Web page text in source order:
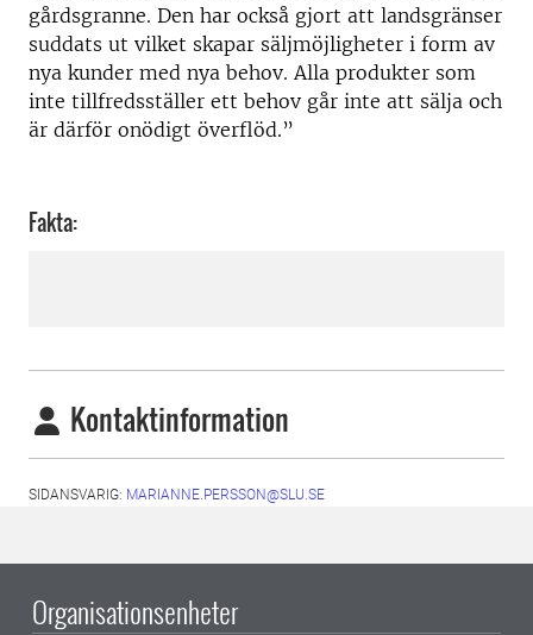
gårdsgranne. Den har också gjort att landsgränser
suddats ut vilket skapar säljmöjligheter i form av
nya kunder med nya behov. Alla produkter som
inte tillfredsställer ett behov går inte att sälja och
är därför onödigt överflöd.”
Fakta:
Kontaktinformation
SIDANSVARIG: MARIANNE.PERSSON@SLU.SE
Organisationsenheter